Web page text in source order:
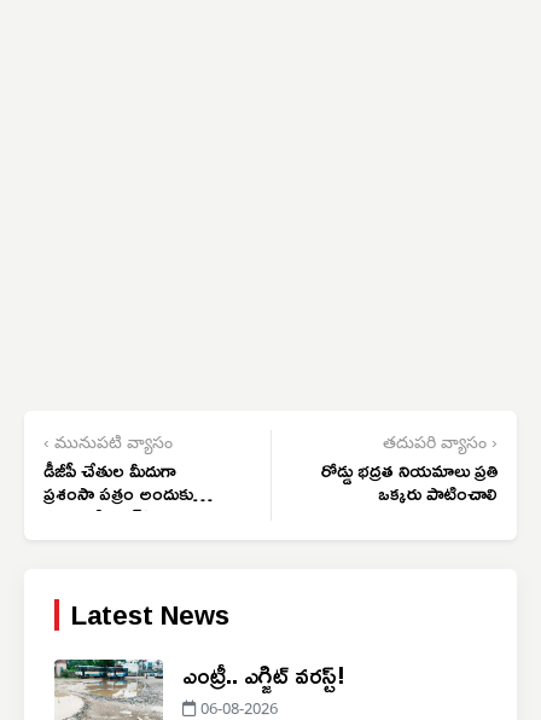
‹ మునుపటి వ్యాసం
డీజీపీ చేతుల మీదుగా
ప్రశంసా పత్రం అందుకున్న
సంగారెడ్డి పిఆర్ఓ నాగరాజు
తదుపరి వ్యాసం ›
రోడ్డు భద్రత నియమాలు ప్రతి
ఒక్కరు పాటించాలి
Latest News
ఎంట్రీ.. ఎగ్జిట్ వరస్ట్!
06-08-2026